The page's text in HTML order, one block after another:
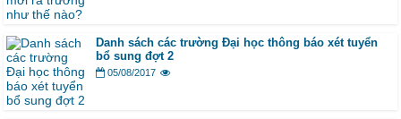
Danh sách các trường Đại học thông báo xét tuyển
bổ sung đợt 2
05/08/2017